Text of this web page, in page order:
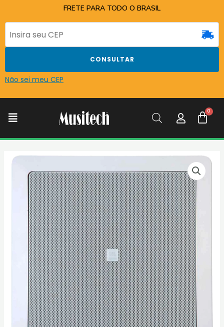
conteúdo
FRETE PARA TODO O BRASIL
CONSULTAR
Não sei meu CEP
Menu
ARANDELA
6FR1Q
BRANCA
quantidade